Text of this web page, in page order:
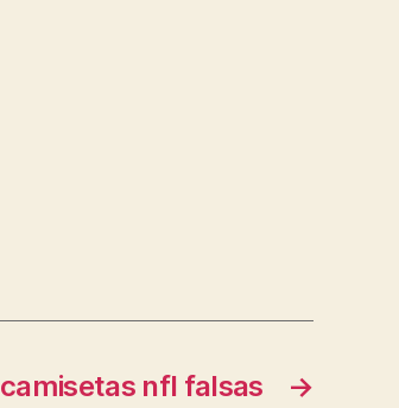
→
camisetas nfl falsas